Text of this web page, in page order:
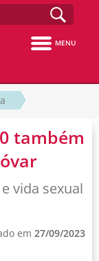
MENU
também
vida sexual
em 27/09/2023